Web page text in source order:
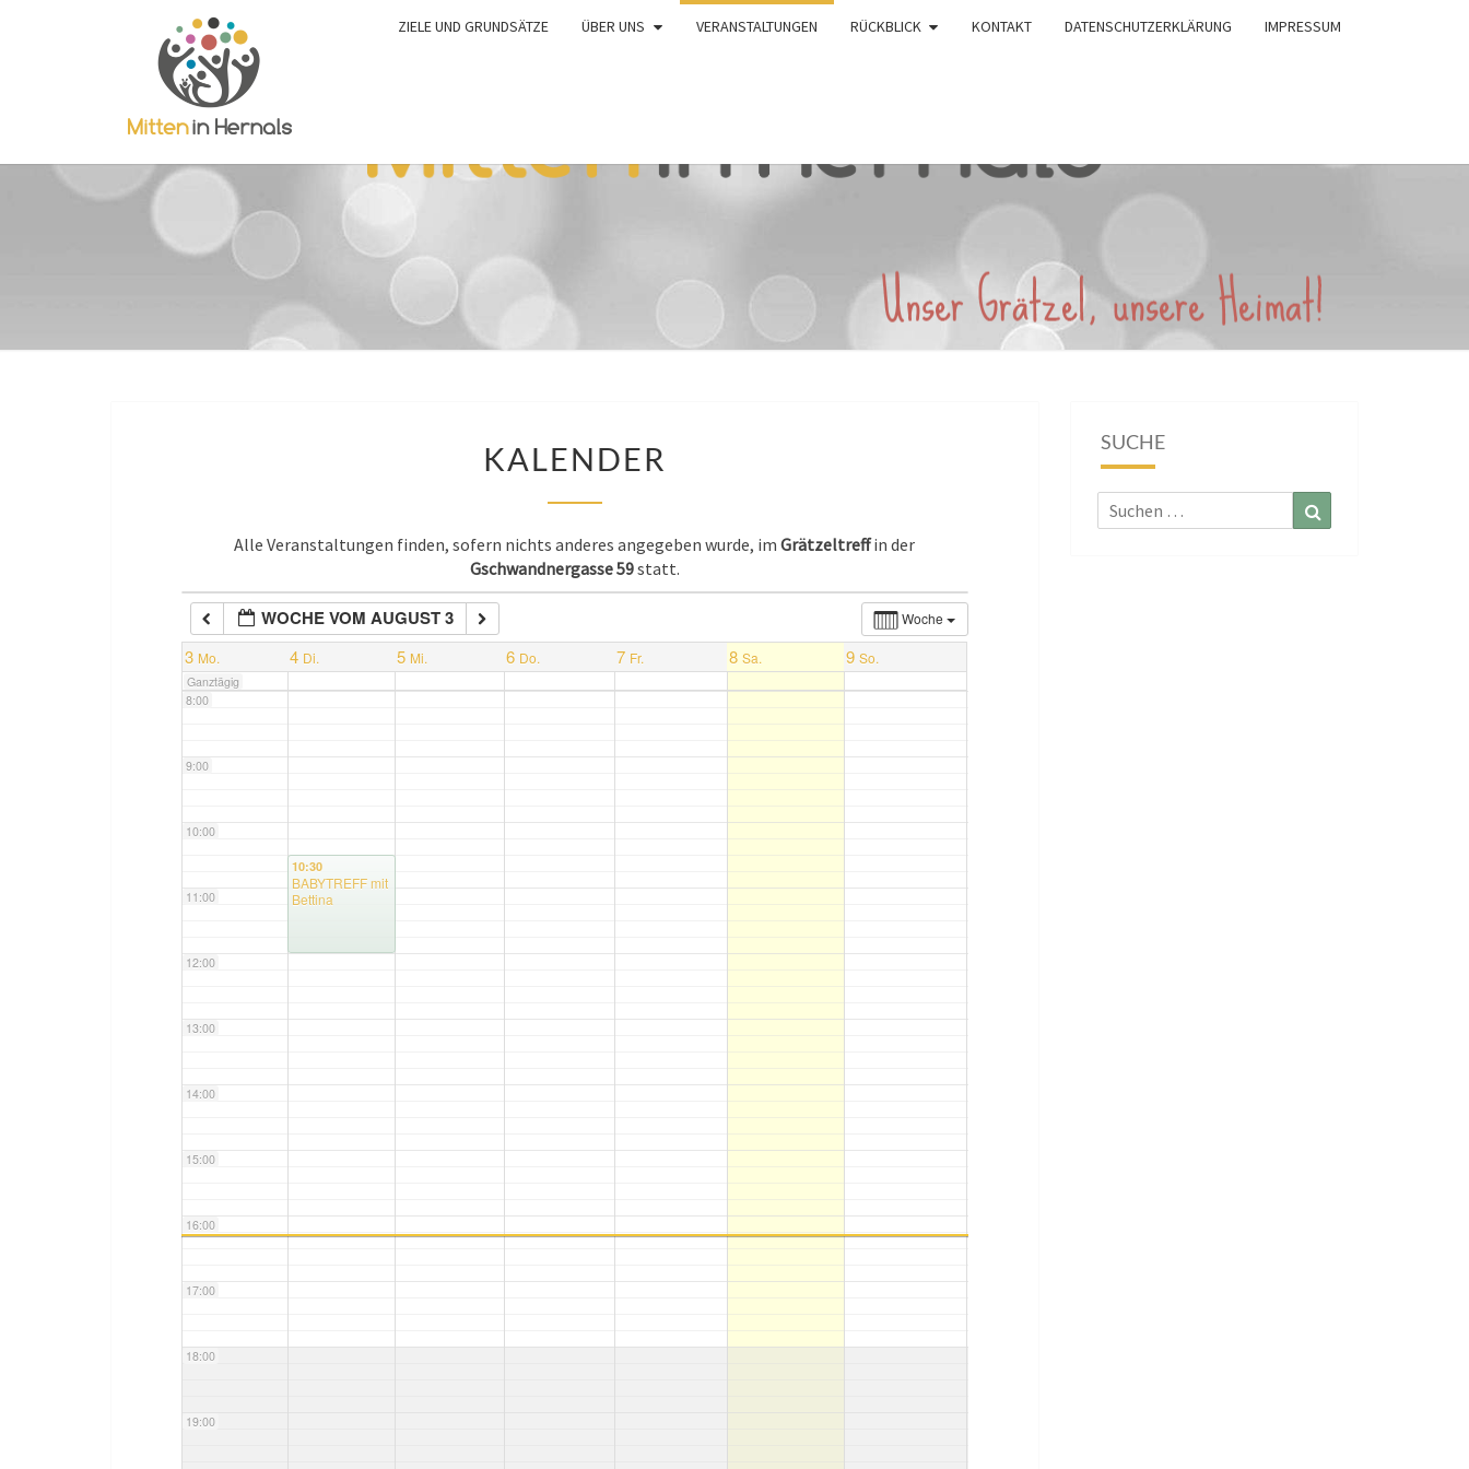
ZIELE UND GRUNDSÄTZE ÜBER UNS VERANSTALTUNGEN RÜCKBLICK KONTAKT DATENSCHUTZERKLÄRUNG IMPRESSUM
KALENDER
Alle Veranstaltungen finden, sofern nichts anderes angegeben wurde, imGrätzeltreffin der
Gschwandnergasse 59statt.
Woche
WOCHE VOM AUGUST 3
3 Mo. 4 Di. 5 Mi. 6 Do. 7 Fr. 8 Sa. 9 So.
Ganztägig
7:00
8:00
9:00
10:00
11:00
12:00
13:00
14:00
15:00
16:00
17:00
18:00
19:00
10:30
BABYTREFF mit
Bettina
SUCHE
Suchen
nach: